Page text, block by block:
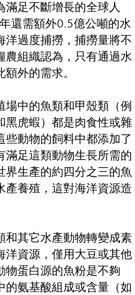
足不斷增長的全球人
還需額外0.5億公噸的水
洋過度捕撈，捕撈量將不
農組織認為，只有通過水
外的需求。
場中的魚類和甲殼類（例
黑虎蝦）都是肉食性或雜
些動物的飼料中都添加了
滿足這類動物生長所需的
界生產的約四分之三的魚
產養殖，這對海洋資源造
和其它水產動物轉變成素
洋資源，僅用大豆或其他
物蛋白源的魚粉是不夠
的氨基酸組成或含量（如